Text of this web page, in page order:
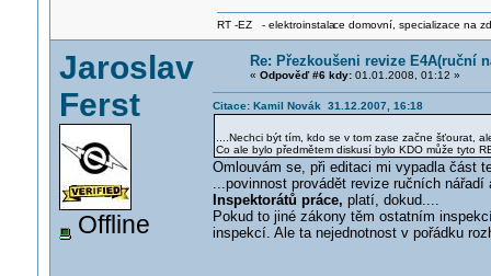
RT -EZ - elektroinstalace domovní, specializace na
Jaroslav
Ferst
Offline
Re: Přezkoušeni revize E4A(ruční
« Odpověď #6 kdy:01.01.2008, 01:12 »
Citace: Kamil Novák 31.12.2007, 16:18
....Nechci být tím, kdo se v tom zase začne šťourat,
Co ale bylo předmětem diskusí bylo KDO může tyto
Omlouvám se, při editaci mi vypadla část
...povinnost provádět revize ručních
Inspektorátů práce, platí, dokud....
Pokud to jiné zákony těm ostatním
inspekcí. Ale ta nejednotnost v pořádku